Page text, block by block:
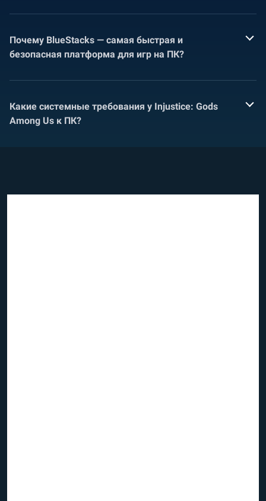
Почему BlueStacks — самая быстрая и
безопасная платформа для игр на ПК?
Какие системные требования у Injustice: Gods
Among Us к ПК?